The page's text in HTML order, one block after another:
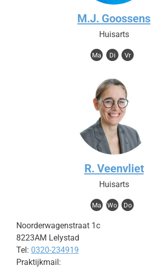
M.J. Goossens
Huisarts
Ma Di Vr
R. Veenvliet
Huisarts
Ma Wo Do
Noorderwagenstraat 1c
8223AM Lelystad
Tel: 0320-234919
Praktijkmail: